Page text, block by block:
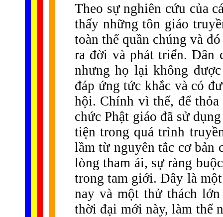
Theo sự nghiên cứu của
thấy những tôn giáo
toàn thể quần chúng và
ra đời và phát triển. Dân
nhưng họ lại không
đáp ứng tức khắc và có
hội. Chính vì thế, để
chức Phật giáo đã sử
tiện trong quá trình
lầm từ nguyên tắc cơ bản
lòng tham ái, sự ràng
trong tam giới. Đây là một
nay và một thử thách
thời đại mới này, làm thế